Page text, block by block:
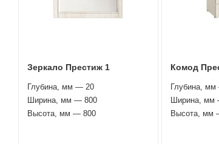
Зеркало Престиж 1
Глубина, мм — 20
Ширина, мм — 800
Высота, мм — 800
Комод
Глубина,
Ширина, мм
Высота, мм